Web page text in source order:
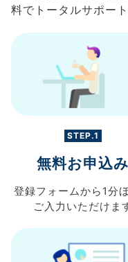
料でトータルサポート
STEP.1
無料お申込み
登録フォームから 1分
ご入力 いただけま